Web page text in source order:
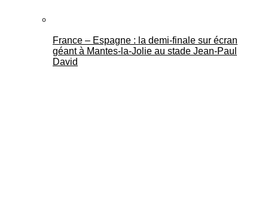
France – Espagne : la demi-finale sur écran
géant à Mantes-la-Jolie au stade Jean-Paul
David